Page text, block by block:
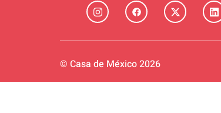
© Casa de México 2026